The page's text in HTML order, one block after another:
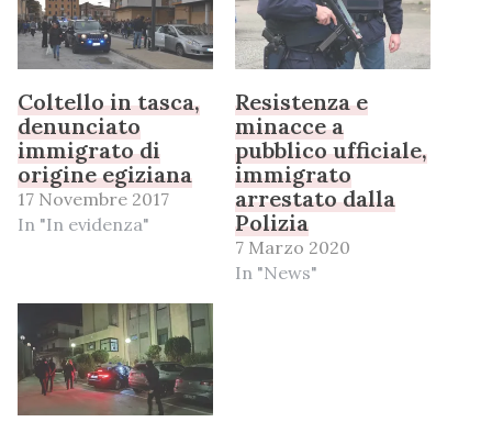
Coltello in tasca,
denunciato
immigrato di
origine egiziana
17 Novembre 2017
In "In evidenza"
Resistenza e
minacce a
pubblico ufficiale,
immigrato
arrestato dalla
Polizia
7 Marzo 2020
In "News"